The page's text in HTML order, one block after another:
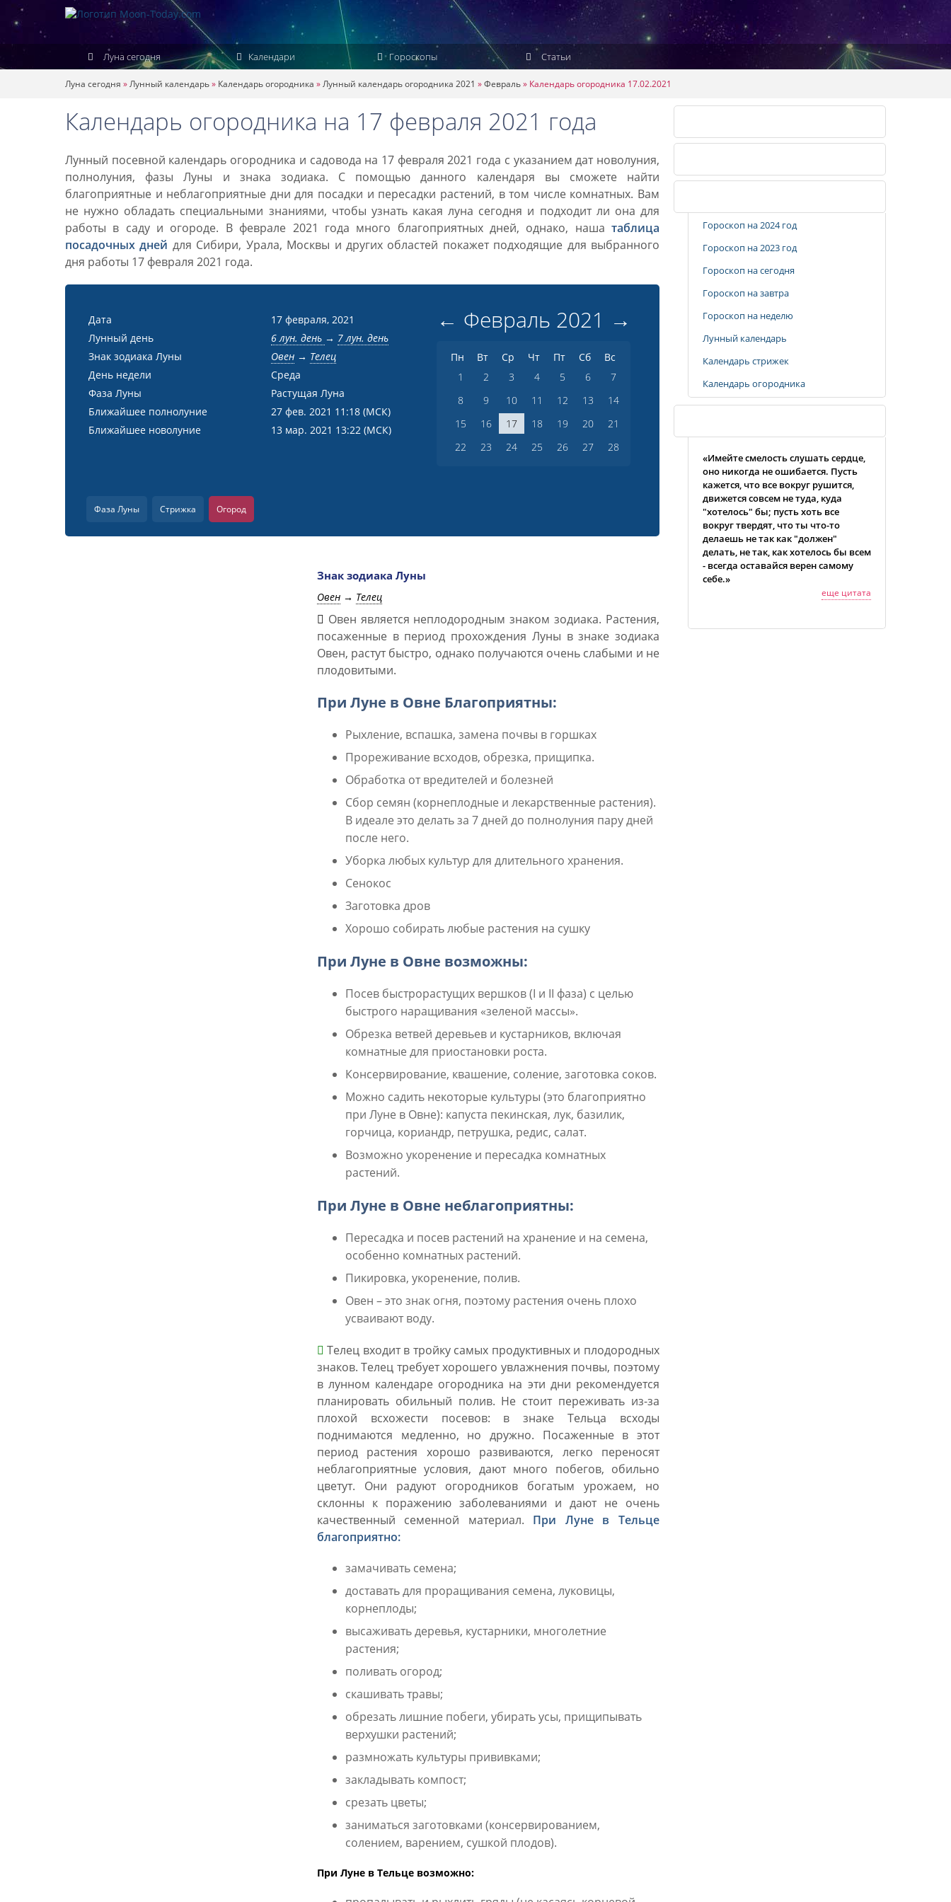
Луна сегодня Календари Гороскопы Статьи
Луна сегодня »Лунный календарь» Календарь огородника »Лунный календарь огородника 2021 »Февраль» Календарь огородника 17.02.2021
Календарь огородника на 17 февраля 2021 года
Лунный посевной календарь огородника и садовода на 17 февраля 2021 года с указанием дат новолуния,
полнолуния, фазы Луны и знака зодиака. С помощью данного календаря вы сможете найти
благоприятные и неблагоприятные дни для посадки и пересадки растений, в том числе комнатных. Вам
не нужно обладать специальными знаниями, чтобы узнать какая луна сегодня и подходит ли она для
работы в саду и огороде. В феврале 2021 года много благоприятных дней, однако, наша таблица
посадочных дней для Сибири, Урала, Москвы и других областей покажет подходящие для выбранного
дня работы 17 февраля 2021 года.
Дата
17 февраля, 2021
Лунный день
6 лун. день → 7 лун. день
Знак зодиака Луны
Овен→ Телец
День недели
Среда
Фаза Луны
Растущая Луна
Ближайшее полнолуние
27 фев. 2021 11:18 (МСК)
Ближайшее новолуние
13 мар. 2021 13:22 (МСК)
← Февраль 2021 →
Пн Вт Ср Чт Пт Сб
Вс
1
2 3 4 5 6
7
8
9 10 11 12 13
14
15
16 17 18 19 20
21
22
23 24 25 26 27 28
Фаза Луны Стрижка Огород
Знак зодиака Луны
Овен→ Телец
Овен является неплодородным знаком зодиака. Растения,
посаженные в период прохождения Луны в знаке зодиака
Овен, растут быстро, однако получаются очень слабыми и не
плодовитыми.
При Луне в Овне Благоприятны:
Рыхление, вспашка, замена почвы в горшках
Прореживание всходов, обрезка, прищипка.
Обработка от вредителей и болезней
Сбор семян (корнеплодные и лекарственные растения).
В идеале это делать за 7 дней до полнолуния пару дней
после него.
Уборка любых культур для длительного хранения.
Сенокос
Заготовка дров
Хорошо собирать любые растения на сушку
При Луне в Овне возможны:
Посев быстрорастущих вершков (I и II фаза) с целью
быстрого наращивания «зеленой массы».
Обрезка ветвей деревьев и кустарников, включая
комнатные для приостановки роста.
Консервирование, квашение, соление, заготовка соков.
Можно садить некоторые культуры (это благоприятно
при Луне в Овне): капуста пекинская, лук, базилик,
горчица, кориандр, петрушка, редис, салат.
Возможно укоренение и пересадка комнатных
растений.
При Луне в Овне неблагоприятны:
Пересадка и посев растений на хранение и на семена,
особенно комнатных растений.
Пикировка, укоренение, полив.
Овен – это знак огня, поэтому растения очень плохо
усваивают воду.
Телец входит в тройку самых продуктивных и плодородных
знаков. Телец требует хорошего увлажнения почвы, поэтому
в лунном календаре огородника на эти дни рекомендуется
планировать обильный полив. Не стоит переживать из-за
плохой всхожести посевов: в знаке Тельца всходы
поднимаются медленно, но дружно. Посаженные в этот
период растения хорошо развиваются, легко переносят
неблагоприятные условия, дают много побегов, обильно
цветут. Они радуют огородников богатым урожаем, но
склонны к поражению заболеваниями и дают не очень
качественный семенной материал. При Луне в Тельце
благоприятно:
замачивать семена;
доставать для проращивания семена, луковицы,
корнеплоды;
высаживать деревья, кустарники, многолетние
растения;
поливать огород;
скашивать травы;
обрезать лишние побеги, убирать усы, прищипывать
верхушки растений;
размножать культуры прививками;
закладывать компост;
срезать цветы;
заниматься заготовками (консервированием,
солением, варением, сушкой плодов).
При Луне в Тельце возможно:
Гороскоп на 2024 год
Гороскоп на 2023 год
Гороскоп на сегодня
Гороскоп на завтра
Гороскоп на неделю
Лунный календарь
Календарь стрижек
Календарь огородника
«Имейте смелость слушать сердце,
оно никогда не ошибается. Пусть
кажется, что все вокруг рушится,
движется совсем не туда, куда
"хотелось" бы; пусть хоть все
вокруг твердят, что ты что-то
делаешь не так как "должен"
делать, не так, как хотелось бы всем
- всегда оставайся верен самому
себе.»
еще цитата